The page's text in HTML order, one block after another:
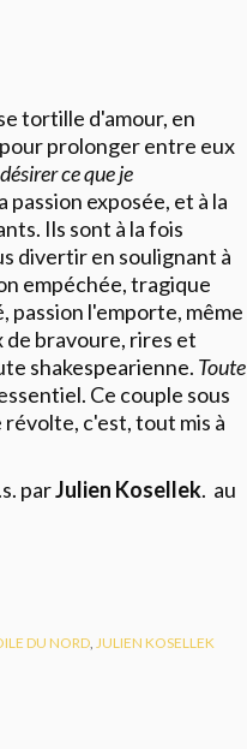
tortille d'amour, en
prolonger entre eux
ce que je
exposée, et à la
Ils sont à la fois
divertir en soulignant à
empéchée, tragique
passion l'emporte, même
bravoure, rires et
shakespearienne. Toute
Ce couple sous
c'est, tout mis à
parJulien Kosellek. au
DU NORD JULIEN KOSELLEK